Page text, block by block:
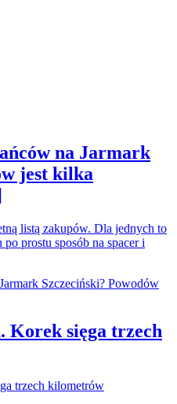
na Jarmark
jest kilka
listą zakupów. Dla jednych to
prostu sposób na spacer i
sięga trzech